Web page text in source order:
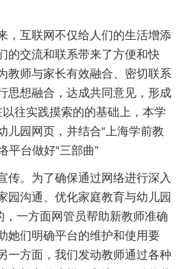
，互联网不仅给人们的生活增添
的交流和联系带来了方便和快
教师与家长有效融合、密切联系
思想融合，达成共同意见，形成
往实践摸索的的基础上，本学
儿园网页，并结合“上海学前教
平台做好“三部曲”
传。为了确保通过网络进行深入
园沟通、优化家庭教育与幼儿园
，一方面网管员帮助新教师准确
她们明确平台的维护和使用要
一方面，我们发动教师通过各种